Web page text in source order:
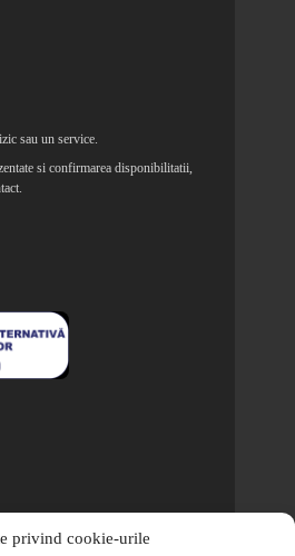
privind cookie-urile
sau un service.
si confirmarea disponibilitatii,